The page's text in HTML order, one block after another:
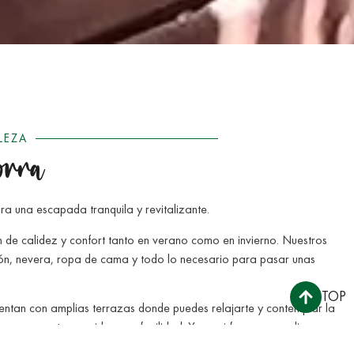
una escapada tranquila y revitalizante.
calidez y confort tanto en verano como en invierno. Nuestros
nevera, ropa de cama y todo lo necesario para pasar unas
con amplias terrazas donde puedes relajarte y contemplar la
tus comidas con facilidad. Y por si fuera poco, disponen
TOP